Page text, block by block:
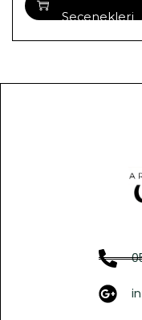
Seçenekleri